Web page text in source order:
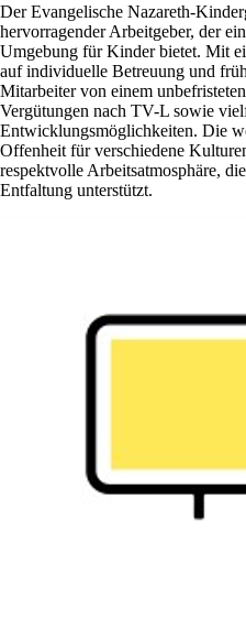
Der Evangelische Nazareth-
hervorragender Arbeitgeber, der
Umgebung für Kinder bietet. Mit
auf individuelle Betreuung und
Mitarbeiter von einem
Vergütungen nach TV-L sowie
Entwicklungsmöglichkeiten. Die
Offenheit für verschiedene
respektvolle Arbeitsatmosphäre,
Entfaltung unterstützt.